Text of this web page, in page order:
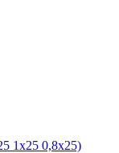
1х25 0,8x25)